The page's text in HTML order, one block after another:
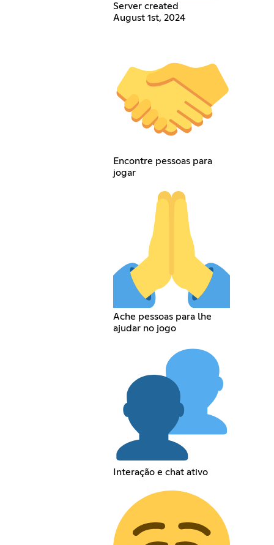
Server created
August 1st, 2024
Encontre pessoas para
jogar
Ache pessoas para lhe
ajudar no jogo
Interação e chat ativo